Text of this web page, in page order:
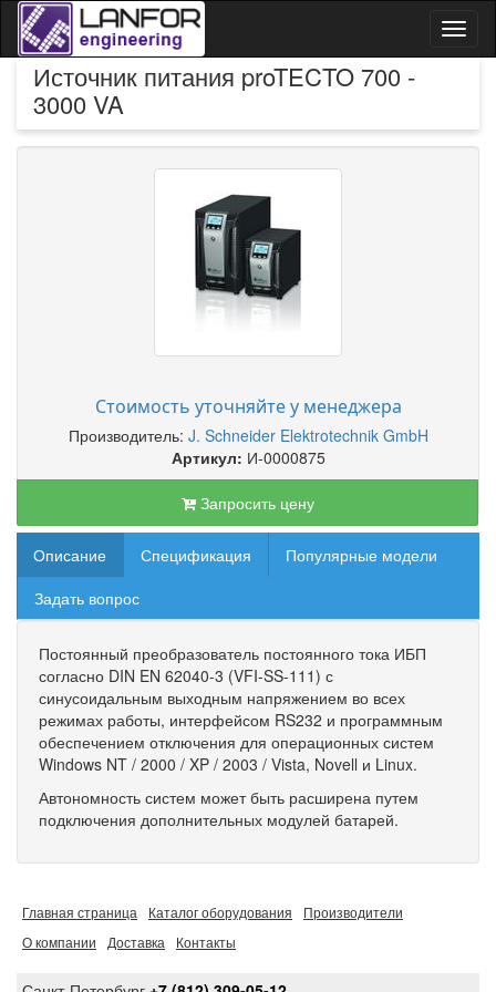
Источник питания proTECTO 700 -
3000 VA
Стоимость уточняйте у менеджера
Производитель: J. Schneider Elektrotechnik GmbH
Артикул: И-0000875
Запросить цену
Описание Спецификация
Популярные модели
Задать вопрос
Постоянный преобразователь постоянного тока ИБП
согласно DIN EN 62040-3 (VFI-SS-111) с
синусоидальным выходным напряжением во всех
режимах работы, интерфейсом RS232 и программным
обеспечением отключения для операционных систем
Windows NT / 2000 / XP / 2003 / Vista, Novell и Linux.
Автономность систем может быть расширена путем
подключения дополнительных модулей батарей.
Главная страница Каталог оборудования
Производители
О компании
Доставка Контакты